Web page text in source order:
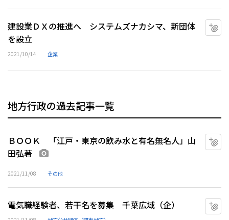
建設業ＤＸの推進へ システムズナカシマ、新団体
を設立
2021/10/14 企業
地方行政の過去記事一覧
ＢＯＯＫ 「江戸・東京の飲み水と有名無名人」山
田弘著
2021/11/08 その他
電気職経験者、若干名を募集 千葉広域（企）